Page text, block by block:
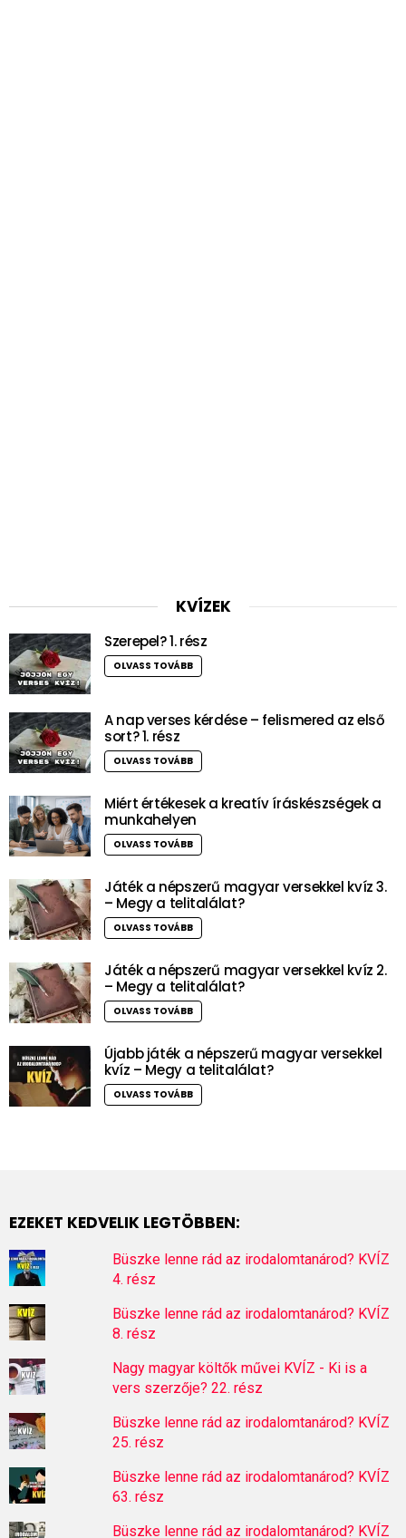
KVÍZEK
Szerepel? 1. rész
OLVASS TOVÁBB
A nap verses kérdése – felismered az első
sort? 1. rész
OLVASS TOVÁBB
Miért értékesek a kreatív íráskészségek a
munkahelyen
OLVASS TOVÁBB
Játék a népszerű magyar versekkel kvíz 3.
– Megy a telitalálat?
OLVASS TOVÁBB
Játék a népszerű magyar versekkel kvíz 2.
– Megy a telitalálat?
OLVASS TOVÁBB
Újabb játék a népszerű magyar versekkel
kvíz – Megy a telitalálat?
OLVASS TOVÁBB
EZEKET KEDVELIK LEGTÖBBEN:
Büszke lenne rád az irodalomtanárod? KVÍZ
4. rész
Büszke lenne rád az irodalomtanárod? KVÍZ
8. rész
Nagy magyar költők művei KVÍZ - Ki is a
vers szerzője? 22. rész
Büszke lenne rád az irodalomtanárod? KVÍZ
25. rész
Büszke lenne rád az irodalomtanárod? KVÍZ
63. rész
Büszke lenne rád az irodalomtanárod? KVÍZ